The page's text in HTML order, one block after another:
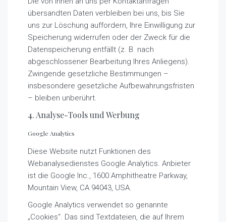
übersandten Daten verbleiben bei uns, bis Sie
uns zur Löschung auffordern, Ihre Einwilligung zur
Speicherung widerrufen oder der Zweck für die
Datenspeicherung entfällt (z. B. nach
abgeschlossener Bearbeitung Ihres Anliegens).
Zwingende gesetzliche Bestimmungen –
insbesondere gesetzliche Aufbewahrungsfristen
– bleiben unberührt.
4. Analyse-Tools und Werbung
Google Analytics
Diese Website nutzt Funktionen des
Webanalysedienstes Google Analytics. Anbieter
ist die Google Inc., 1600 Amphitheatre Parkway,
Mountain View, CA 94043, USA.
Google Analytics verwendet so genannte
„Cookies“. Das sind Textdateien, die auf Ihrem